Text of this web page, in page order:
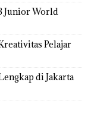
Junior World
Pelajar
di Jakarta